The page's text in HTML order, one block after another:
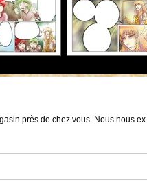
près de chez vous. Nous nous ex